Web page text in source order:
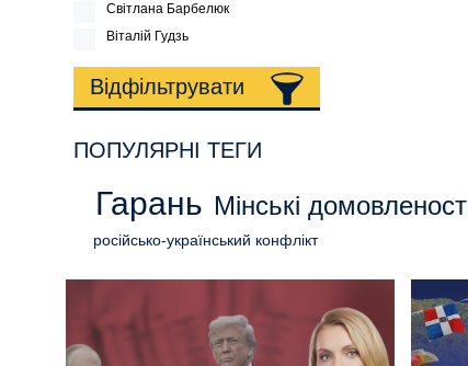
Світлана Барбелюк
Віталій Гудзь
Відфільтрувати
ПОПУЛЯРНІ ТЕГИ
Гарань Мінські
російсько-український конфлікт